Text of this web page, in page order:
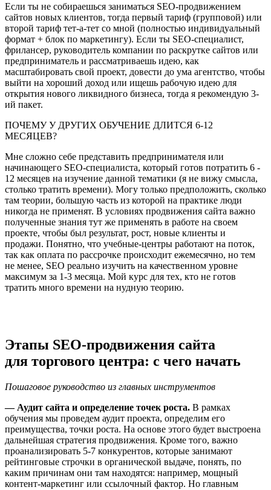
Если ты не собираешься заниматься SEO-продвижением
сайтов новых клиентов, тогда первый тариф (групповой) или
второй тариф тет-а-тет со мной (полностью индивидуальный
формат + блок по маркетингу). Если ты SEO-специалист,
фрилансер, руководитель компании по раскрутке сайтов или
предприниматель и рассматриваешь идею, как
масштабировать свой проект, довести до ума агентство, чтобы
выйти на хороший доход или ищешь рабочую идею для
открытия нового ликвидного бизнеса, тогда я рекомендую 3-
ий пакет.
ПОЧЕМУ У ДРУГИХ ОБУЧЕНИЕ ДЛИТСЯ 6-12
МЕСЯЦЕВ?
Мне сложно себе представить предпринимателя или
начинающего SEO-специалиста, который готов потратить 6 -
12 месяцев на изучение данной тематики (я не вижу смысла,
столько тратить времени). Могу только предположить, сколько
там теории, большую часть из которой на практике люди
никогда не применят. В условиях продвижения сайта важно
полученные знания тут же применять в работе на своем
проекте, чтобы был результат, рост, новые клиенты и
продажи. Понятно, что учебные-центры работают на поток,
так как оплата по рассрочке происходит ежемесячно, но тем
не менее, SEO реально изучить на качественном уровне
максимум за 1-3 месяца. Мой курс для тех, кто не готов
тратить много времени на нудную теорию.
Этапы SEO-продвижения сайта
для торгового центра: с чего начать
Пошаговое руководство из главных инструментов
— Аудит сайта и определение точек роста. В рамках
обучения мы проведем аудит проекта, определим его
преимущества, точки роста. На основе этого будет выстроена
дальнейшая стратегия продвижения. Кроме того, важно
проанализировать 5-7 конкурентов, которые занимают
рейтинговые строчки в органической выдаче, понять, по
каким причинам они там находятся: например, мощный
контент-маркетинг или ссылочный фактор. Но главным